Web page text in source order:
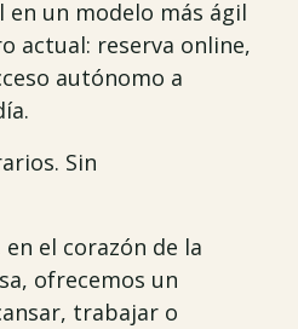
un modelo más ágil
actual: reserva online,
autónomo a
Sin
el corazón de la
ofrecemos un
trabajar o